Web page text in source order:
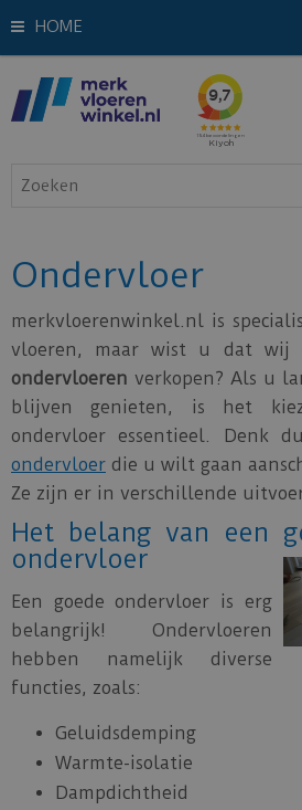
HOME
Ondervloer
merkvloerenwinkel.nl is
vloeren, maar wist u dat wij
ondervloeren verkopen? Als u
blijven genieten, is het
ondervloer essentieel. Denk
ondervloer die u wilt gaan
Ze zijn er in verschillende
Het belang van een
ondervloer
Een goede ondervloer is erg
belangrijk! Ondervloeren
hebben namelijk diverse
functies, zoals:
Geluidsdemping
Warmte-isolatie
Dampdichtheid